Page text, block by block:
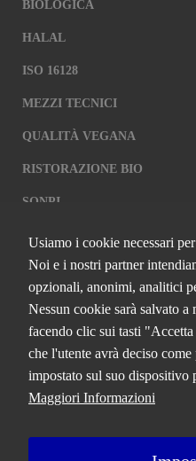
BIOLOGICA
HALAL
ISO 16128
MEZZI TECNICI
QUALITÀ VEGANA
RISTORAZIONE BIO
SQNPI
QCERTIFICAZIONI
UNICO
Via Paolo Frajese, 37 – 53100 Siena
tel. +39 0577 327234 - fax +39
Capitale Sociale € 90.000,00 i.v.
Iscrizione Registro delle imprese di
Usiamo i cookie necessari
Noi e i nostri partner
opzionali, anonimi, analitici
Nessun cookie sarà salvato
facendo clic sui tasti
che l'utente avrà deciso
impostato sul suo dispositivo
Maggiori Informazioni